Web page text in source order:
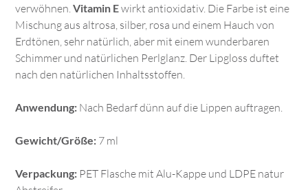
verwöhnen.Vitamin Ewirkt antioxidativ. Die Farbe ist eine
Mischung aus altrosa, silber, rosa und einem Hauch von
Erdtönen, sehr natürlich, aber mit einem wunderbaren
Schimmer und natürlichen Perlglanz. Der Lipgloss duftet
nach den natürlichen Inhaltsstoffen.
Anwendung: Nach Bedarf dünn auf die Lippen auftragen.
Gewicht/Größe: 7 ml
Verpackung: PET Flasche mit Alu-Kappe und LDPE natur